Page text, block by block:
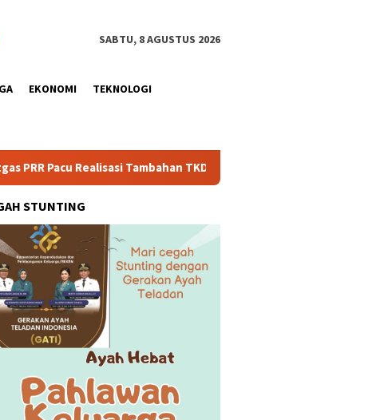
SABTU, 8 AGUSTUS 2026
EKONOMI TEKNOLOGI
Tambahan TKD Aceh Rp1,65 Triliun, Pastikan Transparan dan
STUNTING